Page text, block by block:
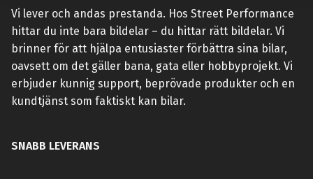
Vi lever och andas prestanda. Hos Street Performance
hittar du inte bara bildelar – du hittar rätt bildelar. Vi
brinner för att hjälpa entusiaster förbättra sina bilar,
oavsett om det gäller bana, gata eller hobbyprojekt. Vi
erbjuder kunnig support, beprövade produkter och en
kundtjänst som faktiskt kan bilar.
SNABB LEVERANS